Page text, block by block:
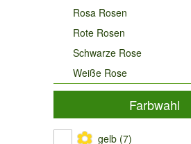
Rosa Rosen
Rote Rosen
Schwarze Rose
Weiße Rose
Farbwahl
gelb (7)